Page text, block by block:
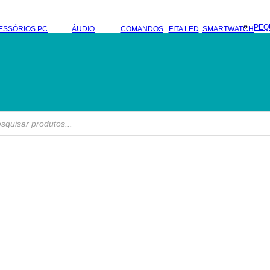
PC ÁUDIO COMANDOS FITA LED SMARTWATCH